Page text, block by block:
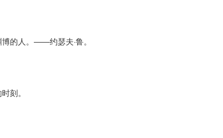
的人。——约瑟夫·鲁。
刻。